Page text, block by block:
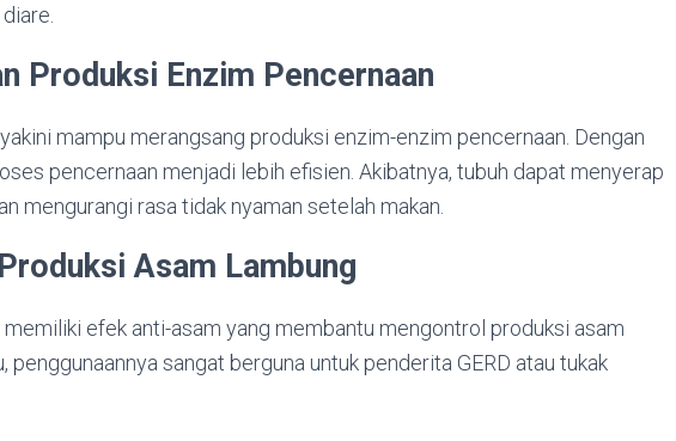
Produksi Enzim Pencernaan
mampu merangsang produksi enzim-enzim pencernaan. Dengan
pencernaan menjadi lebih efisien. Akibatnya, tubuh dapat menyerap
mengurangi rasa tidak nyaman setelah makan.
Asam Lambung
memiliki efek anti-asam yang membantu mengontrol produksi asam
penggunaannya sangat berguna untuk penderita GERD atau tukak